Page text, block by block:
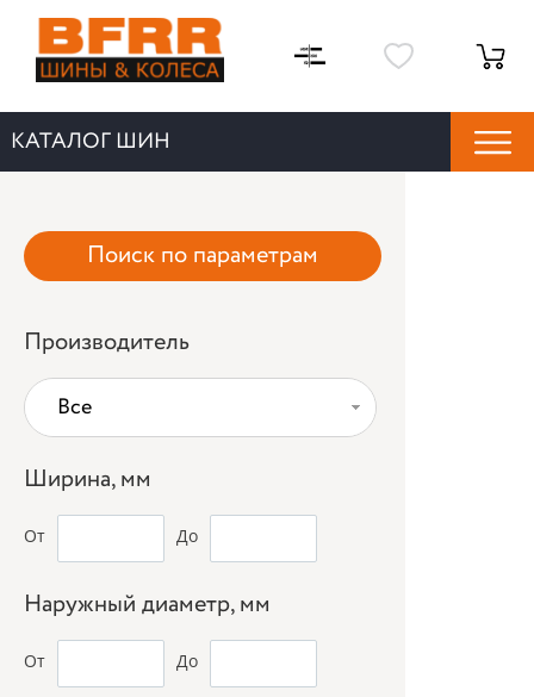
КАТАЛОГ ШИН
Поиск по параметрам
Производитель
Все
Ширина, мм
От До
Наружный диаметр, мм
От До